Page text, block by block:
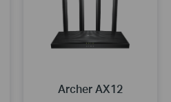
Archer AX12